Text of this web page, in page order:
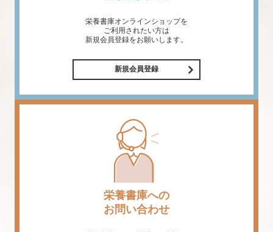
栄養書庫オンラインショップを
ご利用されたい方は
新規会員登録をお願いします。
新規会員登録
栄養書庫への
お問い合わせ